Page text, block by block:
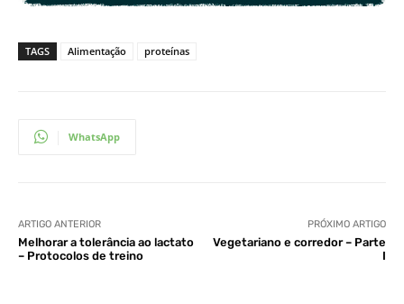
TAGS Alimentação proteínas
WhatsApp
ARTIGO ANTERIOR
Melhorar a tolerância ao lactato
– Protocolos de treino
PRÓXIMO ARTIGO
Vegetariano e corredor – Parte
I